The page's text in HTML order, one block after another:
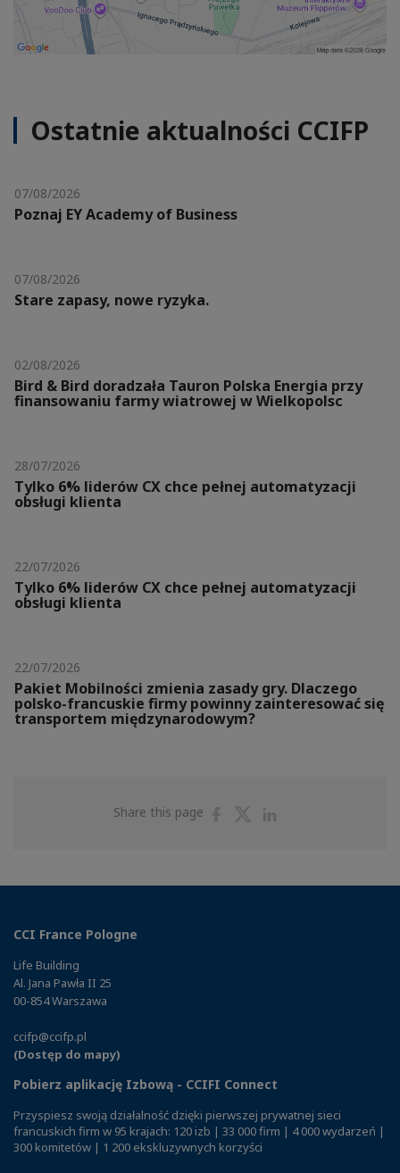
Ostatnie aktualności CCIFP
07/08/2026
Poznaj EY Academy of Business
07/08/2026
Stare zapasy, nowe ryzyka.
02/08/2026
Bird & Bird doradzała Tauron Polska Energia przy
finansowaniu farmy wiatrowej w Wielkopolsc
28/07/2026
Tylko 6% liderów CX chce pełnej automatyzacji
obsługi klienta
22/07/2026
Tylko 6% liderów CX chce pełnej automatyzacji
obsługi klienta
22/07/2026
Pakiet Mobilności zmienia zasady gry. Dlaczego
polsko-francuskie firmy powinny zainteresować się
transportem międzynarodowym?
Share this page
ShareShare
CCI France Pologne
Life Building
Al. Jana Pawła II 25
00-854 Warszawa
ccifp@ccifp.pl
(Dostęp do mapy)
Pobierz aplikację Izbową - CCIFI Connect
Przyspiesz swoją działalność dzięki pierwszej prywatnej sieci
francuskich firm w 95 krajach: 120 izb | 33 000 firm | 4 000 wydarzeń |
300 komitetów | 1 200 ekskluzywnych korzyści